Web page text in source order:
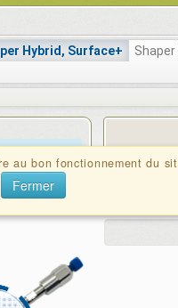
Hybrid, Surface+
au bon fonctionnement du
Fermer